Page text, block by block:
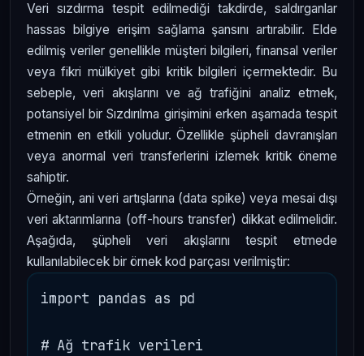
Veri sızdırma tespit edilmediği takdirde, saldırganlar
hassas bilgiye erişim sağlama şansını artırabilir. Elde
edilmiş veriler genellikle müşteri bilgileri, finansal veriler
veya fikri mülkiyet gibi kritik bilgileri içermektedir. Bu
sebeple, veri akışlarını ve ağ trafiğini analiz etmek,
potansiyel bir Sızdırılma girişimini erken aşamada tespit
etmenin en etkili yoludur. Özellikle şüpheli davranışları
veya anormal veri transferlerini izlemek kritik öneme
sahiptir.
Örneğin, ani veri artışlarına (data spike) veya mesai dışı
veri aktarımlarına (off-hours transfer) dikkat edilmelidir.
Aşağıda, şüpheli veri akışlarını tespit etmede
kullanılabilecek bir örnek kod parçası verilmiştir:
import pandas as pd
# Ağ trafik verileri